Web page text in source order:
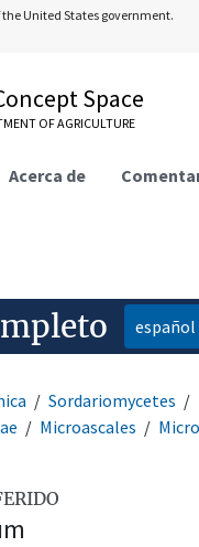
United States government.
Space
OF AGRICULTURE
Acerca de
español
Sordariomycetes
Microascales